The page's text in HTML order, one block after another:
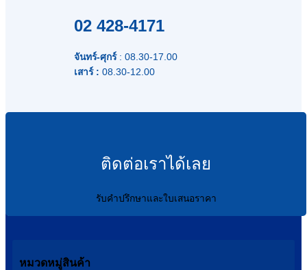
02 428-4171
จันทร์-ศุกร์: 08.30-17.00
เสาร์ : 08.30-12.00
ติดต่อเราได้เลย
รับคำปรึกษาและใบเสนอราคา
หมวดหมู่สินค้า